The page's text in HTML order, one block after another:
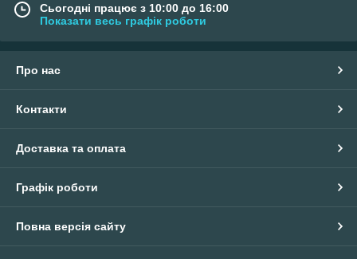
Сьогодні працює з 10:00 до 16:00
Показати весь графік роботи
Про нас
Контакти
Доставка та оплата
Графік роботи
Повна версія сайту